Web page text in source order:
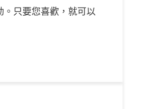
只要您喜歡，就可以